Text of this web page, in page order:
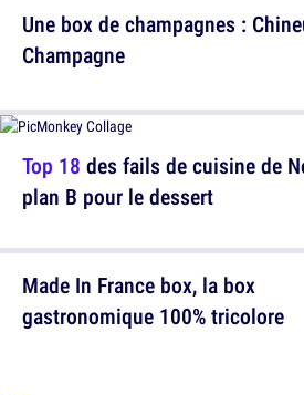
Made In France box, la box
gastronomique 100% tricolore
Une box de champagnes :
Champagne
Top 18 des fails de cuisine de
plan B pour le dessert